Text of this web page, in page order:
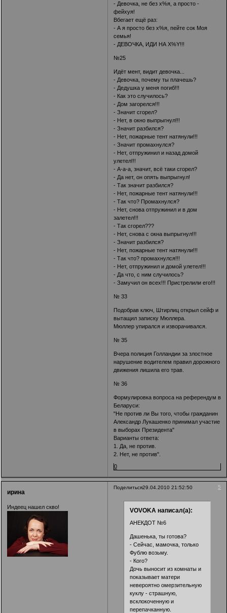
- Девочка, не без х%я, а просто -
фейхуя!
Вбегает ещё раз:
- А я просто без х%я, пейте сок Моя
семья!
- ДЕВОЧКА, ИДИ НА Х%Y!!!
№25
Идёт мент, видит девочка...
- Девочка, почему ты плачешь?
- Дедушка у меня погиб!!!
- Как это случилось?
- Дом загорелся!!!
- Значит сгорел?
- Нет, в окно выпрыгнул!!!
- Значит разбился?
- Нет, пожарные тент натянули!!!
- Значит промахнулся?
- Нет, отпружинил и назад домой
улетел!!!
- А-а-а, значит, всё таки сгорел?
- Да нет, он опять выпрыгнул!
- Так значит разбился?
- Нет, пожарные тент натянули!!!
- Так что? Промахнулся?
- Нет, снова отпружинил и в дом
залетел!!!
- Так сгорел???
- Нет, снова с окна выпрыгнул!!!
- Значит разбился?
- Нет, пожарные тент натянули!!!
- Так что? промахнулся!!!
- Нет, отпружинил и домой улетел!!!
- Да что, с ним случилось?
- Замучил он всех!!! Пристрелили его!!!
№ 33
Подобрав ключ, Штирлиц открыл сейф и
вытащил записку Мюллера.
Мюллер упирался и изворачивался.
№ 35
Вчера полиция Голландии за злостное
нарушение водителем правил дорожного
движения лишила его трав.
№ 36
Формулировка вопроса на референдум в
Беларуси:
"Не против ли Вы того, чтобы гражданин
Александр Лукашенко принимал участие
в выборах Президента"
Варианты ответа:
1. Да, не против.
2. Нет, не против".
0
Поделиться 5
29.04.2010 21:52:50
ирина
Индеец нашел скво! VOVOKA написал(а):
АНЕКДОТ №6
Дашенька, ты готова?
- Сейчас, мамочка, только
Фублю возьму.
- Кого?
Дочь выносит из комнаты и
показывает матери
невероятно омерзительную
куклу - страшную,
всклокоченную и
перепачканную.